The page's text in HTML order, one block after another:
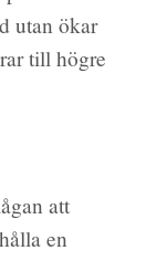
utan ökar
till högre
att
en